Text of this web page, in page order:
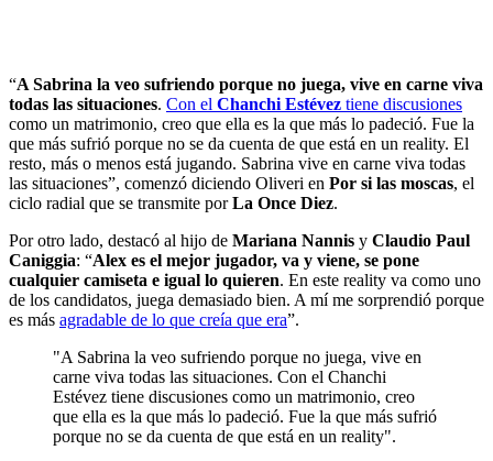
“A Sabrina la veo sufriendo porque no juega, vive en carne viva
todas las situaciones. Con el Chanchi Estévez tiene discusiones
como un matrimonio, creo que ella es la que más lo padeció. Fue la
que más sufrió porque no se da cuenta de que está en un reality. El
resto, más o menos está jugando. Sabrina vive en carne viva todas
las situaciones”, comenzó diciendo Oliveri en Por si las moscas, el
ciclo radial que se transmite porLa Once Diez.
Por otro lado, destacó al hijo de Mariana Nannis y Claudio Paul
Caniggia: “Alex es el mejor jugador, va y viene, se pone
cualquier camiseta e igual lo quieren. En este reality va como uno
de los candidatos, juega demasiado bien. A mí me sorprendió porque
es más agradable de lo que creía que era”.
"A Sabrina la veo sufriendo porque no juega, vive en
carne viva todas las situaciones. Con el Chanchi
Estévez tiene discusiones como un matrimonio, creo
que ella es la que más lo padeció. Fue la que más sufrió
porque no se da cuenta de que está en un reality".